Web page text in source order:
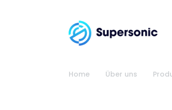
Home Über uns